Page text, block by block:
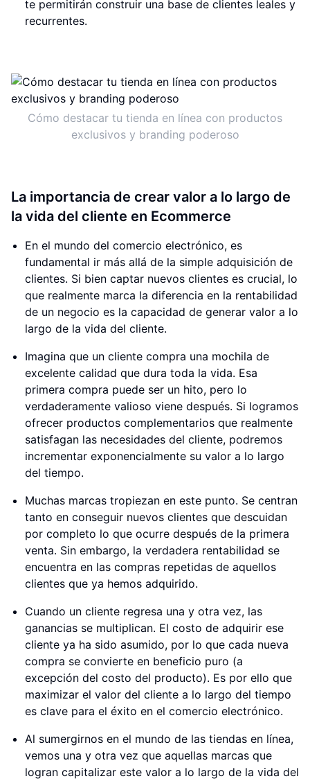
te permitirán construir una base de clientes leales y
recurrentes.
Cómo destacar tu tienda en línea con productos
exclusivos y branding poderoso
La importancia de crear valor a lo largo de
la vida del cliente en Ecommerce
En el mundo del comercio electrónico, es
fundamental ir más allá de la simple adquisición de
clientes. Si bien captar nuevos clientes es crucial, lo
que realmente marca la diferencia en la rentabilidad
de un negocio es la capacidad de generar valor a lo
largo de la vida del cliente.
Imagina que un cliente compra una mochila de
excelente calidad que dura toda la vida. Esa
primera compra puede ser un hito, pero lo
verdaderamente valioso viene después. Si logramos
ofrecer productos complementarios que realmente
satisfagan las necesidades del cliente, podremos
incrementar exponencialmente su valor a lo largo
del tiempo.
Muchas marcas tropiezan en este punto. Se centran
tanto en conseguir nuevos clientes que descuidan
por completo lo que ocurre después de la primera
venta. Sin embargo, la verdadera rentabilidad se
encuentra en las compras repetidas de aquellos
clientes que ya hemos adquirido.
Cuando un cliente regresa una y otra vez, las
ganancias se multiplican. El costo de adquirir ese
cliente ya ha sido asumido, por lo que cada nueva
compra se convierte en beneficio puro (a
excepción del costo del producto). Es por ello que
maximizar el valor del cliente a lo largo del tiempo
es clave para el éxito en el comercio electrónico.
Al sumergirnos en el mundo de las tiendas en línea,
vemos una y otra vez que aquellas marcas que
logran capitalizar este valor a lo largo de la vida del